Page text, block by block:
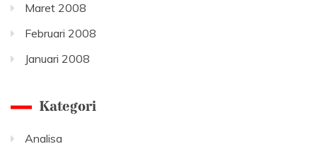
Maret 2008
Februari 2008
Januari 2008
Kategori
Analisa